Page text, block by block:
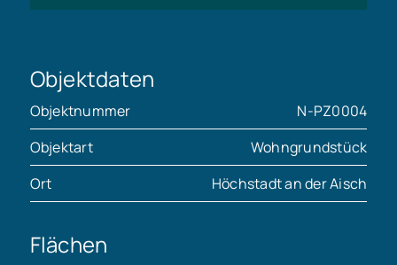
Objektdaten
Objektnummer
N-PZ0004
Objektart
Wohngrundstück
Ort
Höchstadt an der Aisch
Flächen